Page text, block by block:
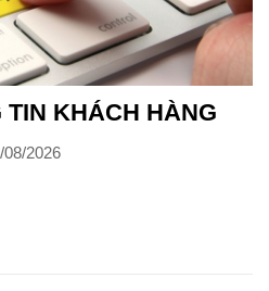
KHÁCH HÀNG
08/2026